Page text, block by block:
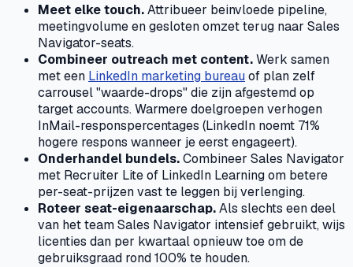
Meet elke touch.Attribueer beinvloede pipeline,
meetingvolume en gesloten omzet terug naar Sales
Navigator-seats.
Combineer outreach met content.Werk samen
met een LinkedIn marketing bureauof plan zelf
carrousel "waarde-drops" die zijn afgestemd op
target accounts. Warmere doelgroepen verhogen
InMail-responspercentages (LinkedIn noemt 71%
hogere respons wanneer je eerst engageert).
Onderhandel bundels.Combineer Sales Navigator
met Recruiter Lite of LinkedIn Learning om betere
per-seat-prijzen vast te leggen bij verlenging.
Roteer seat-eigenaarschap.Als slechts een deel
van het team Sales Navigator intensief gebruikt, wijs
licenties dan per kwartaal opnieuw toe om de
gebruiksgraad rond 100% te houden.